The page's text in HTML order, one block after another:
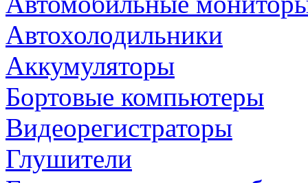
Автохолодильники
Аккумуляторы
Бортовые компьютеры
Видеорегистраторы
Глушители